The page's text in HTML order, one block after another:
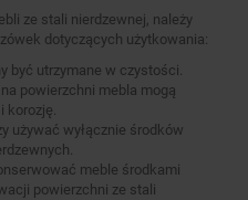
ze stali nierdzewnej, należy
dotyczących użytkowania:
być utrzymane w czystości.
powierzchni mebla mogą
korozję.
używać wyłącznie środków
meble środkami
powierzchni ze stali